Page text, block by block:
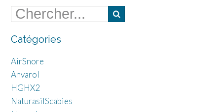
Catégories
AirSnore
Anvarol
HGHX2
NaturasilScabies